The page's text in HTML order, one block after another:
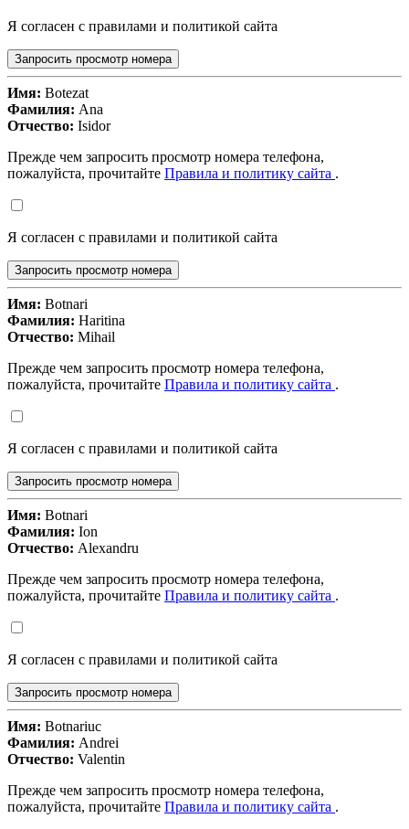
Я согласен с правилами и политикой сайта
Запросить просмотр номера
Имя: Botezat
Фамилия: Ana
Отчество: Isidor
Прежде чем запросить просмотр номера телефона,
пожалуйста, прочитайте Правила и политику сайта .
Я согласен с правилами и политикой сайта
Запросить просмотр номера
Имя: Botnari
Фамилия: Haritina
Отчество: Mihail
Прежде чем запросить просмотр номера телефона,
пожалуйста, прочитайте Правила и политику сайта .
Я согласен с правилами и политикой сайта
Запросить просмотр номера
Имя: Botnari
Фамилия: Ion
Отчество: Alexandru
Прежде чем запросить просмотр номера телефона,
пожалуйста, прочитайте Правила и политику сайта .
Я согласен с правилами и политикой сайта
Запросить просмотр номера
Имя: Botnariuc
Фамилия: Andrei
Отчество: Valentin
Прежде чем запросить просмотр номера телефона,
пожалуйста, прочитайте Правила и политику сайта .